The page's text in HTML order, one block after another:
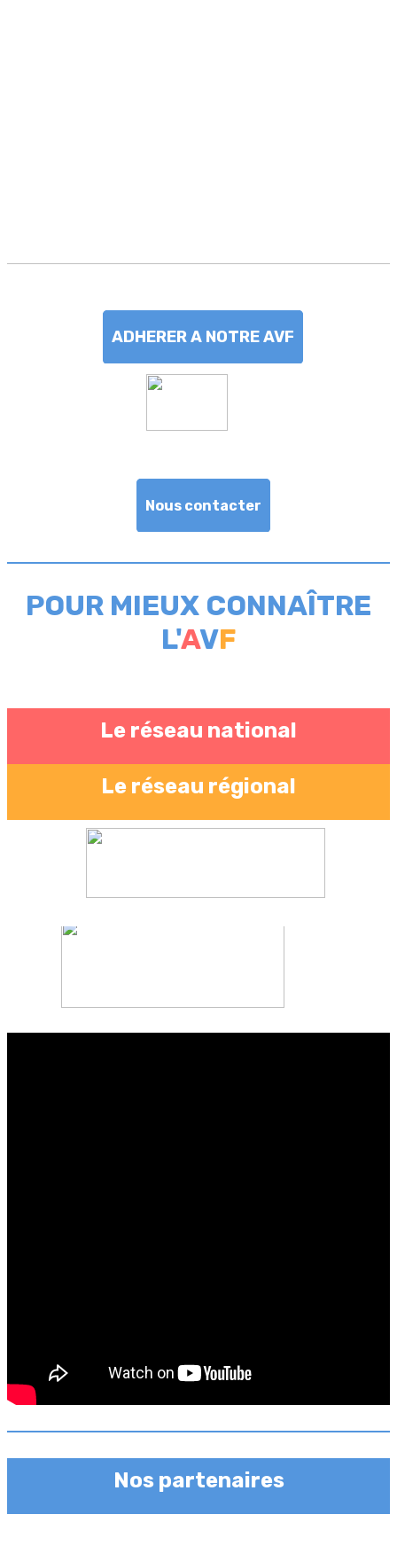
ADHERER A NOTRE AVF
Nous contacter
POUR MIEUX CONNAÎTRE
L'AVF
Le réseau national
Le réseau régional
Nos partenaires